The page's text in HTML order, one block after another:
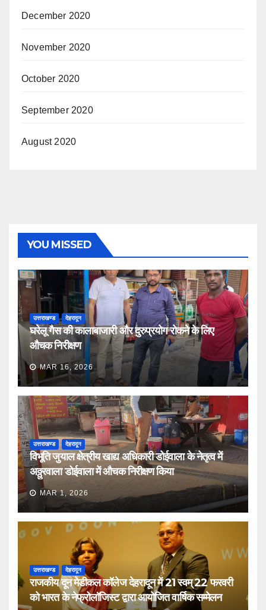
December 2020
November 2020
October 2020
September 2020
August 2020
YOU MISSED
उत्तराखण्ड देहरादून
घरेलू गैस की कालाबाजारी और दुरुप्रयोग रोकने के लिए
औचक निरीक्षण
MAR 16, 2026
उत्तराखण्ड देहरादून
विभूति जुयाल क्षेत्रीय खाद्य अधिकारी डोईवाला के नेतृत्व में
अठ्ठुरवाला डोईवाला में औचक निरीक्षण किया
MAR 1, 2026
उत्तराखण्ड देहरादून
राजकीय दून मेडीकल कॉलेज देहरादून में 21 स्वम् 22 फरवरी
को भारत के नेफ्रोलॉजिस्ट द्वारा आयोजित वार्षिक सम्मेलन